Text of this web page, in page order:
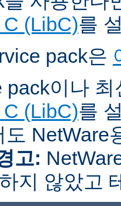
(LibC)를
pack은
pack이나
(LibC)를
NetWare
고:
지 않았고